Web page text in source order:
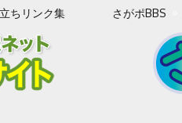
ちリンク集 さがポBBS